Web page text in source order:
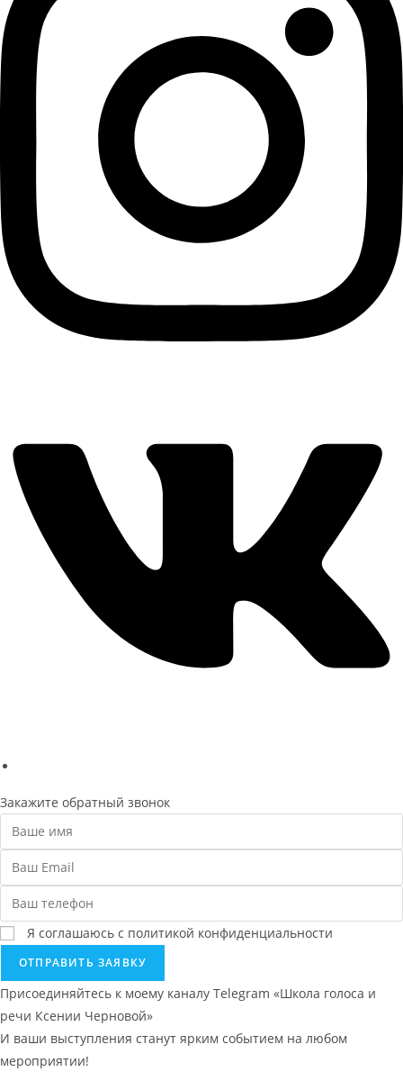
Закажите обратный звонок
Я соглашаюсь с политикой конфиденциальности
ОТПРАВИТЬ ЗАЯВКУ
Присоединяйтесь к моему каналу Telegram «Школа голоса и
речи Ксении Черновой»
И ваши выступления станут ярким событием на любом
мероприятии!